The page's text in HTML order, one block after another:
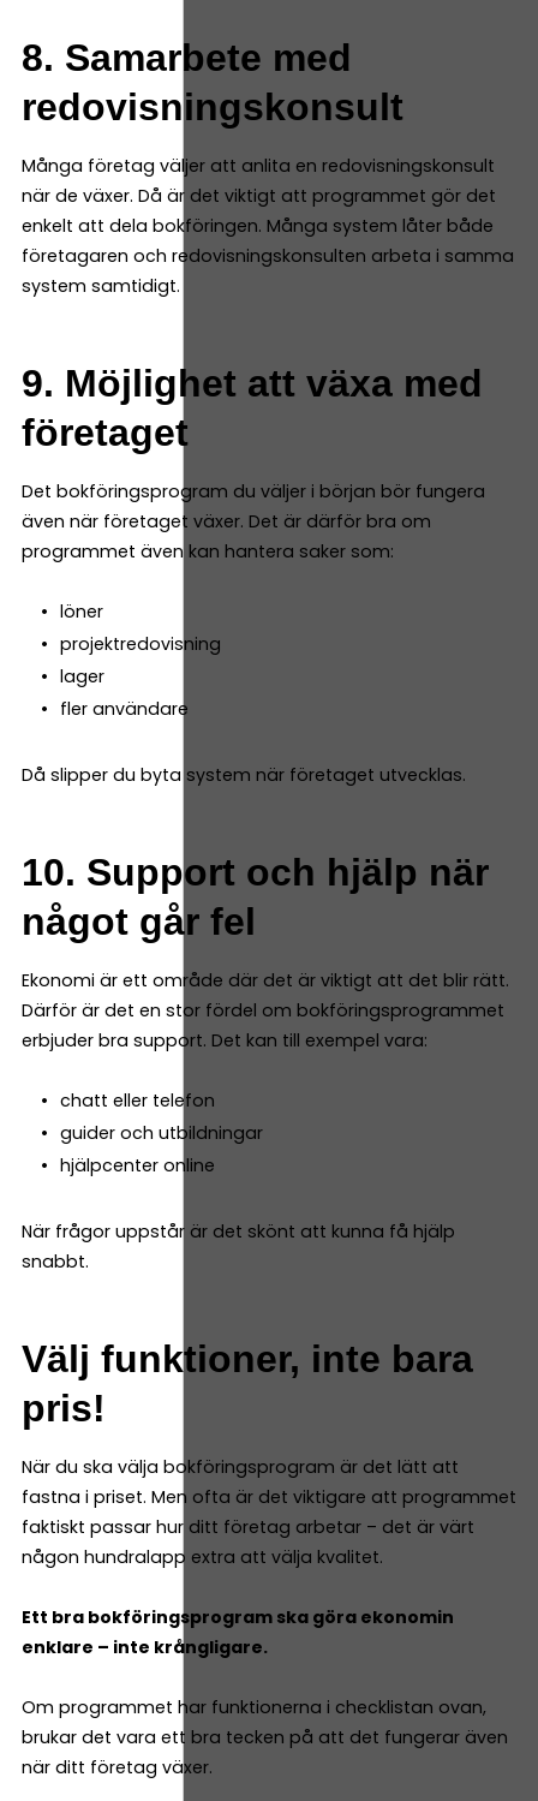
8. Samarbete med
redovisningskonsult
Många företag väljer att anlita en redovisningskonsult
när de växer. Då är det viktigt att programmet gör det
enkelt att dela bokföringen. Många system låter både
företagaren och redovisningskonsulten arbeta i samma
system samtidigt.
9. Möjlighet att växa med
företaget
Det bokföringsprogram du väljer i början bör fungera
även när företaget växer. Det är därför bra om
programmet även kan hantera saker som:
löner
projektredovisning
lager
fler användare
Då slipper du byta system när företaget utvecklas.
10. Support och hjälp när
något går fel
Ekonomi är ett område där det är viktigt att det blir rätt.
Därför är det en stor fördel om bokföringsprogrammet
erbjuder bra support. Det kan till exempel vara:
chatt eller telefon
guider och utbildningar
hjälpcenter online
När frågor uppstår är det skönt att kunna få hjälp
snabbt.
Välj funktioner, inte bara
pris!
När du ska välja bokföringsprogram är det lätt att
fastna i priset. Men ofta är det viktigare att programmet
faktiskt passar hur ditt företag arbetar – det är värt
någon hundralapp extra att välja kvalitet.
Ett bra bokföringsprogram ska göra ekonomin
enklare – inte krångligare.
Om programmet har funktionerna i checklistan ovan,
brukar det vara ett bra tecken på att det fungerar även
när ditt företag växer.